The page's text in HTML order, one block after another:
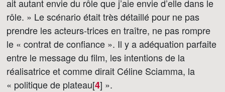
ait autant envie du rôle que j’aie envie d’elle dans le
rôle. » Le scénario était très détaillé pour ne pas
prendre les acteurs-trices en traître, ne pas rompre
le « contrat de confiance ». Il y a adéquation parfaite
entre le message du film, les intentions de la
réalisatrice et comme dirait Céline Sciamma, la
« politique de plateau[4] ».